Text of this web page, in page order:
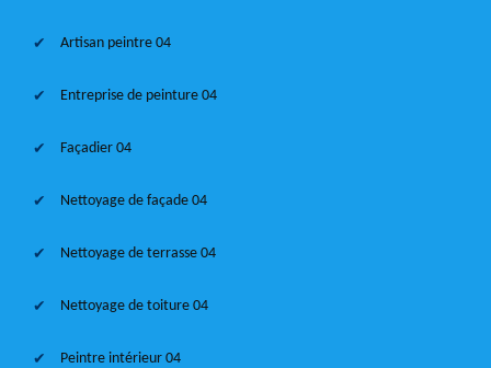
Artisan peintre 04
Entreprise de peinture 04
Façadier 04
Nettoyage de façade 04
Nettoyage de terrasse 04
Nettoyage de toiture 04
Peintre intérieur 04